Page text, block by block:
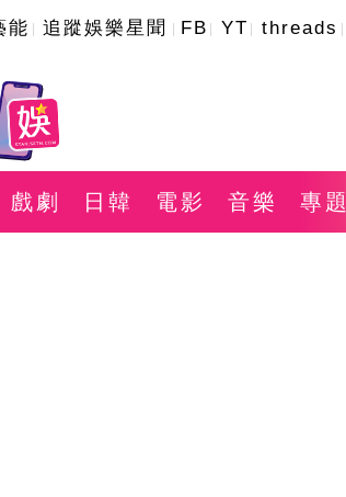
能 追蹤娛樂星聞 FB YT threads
戲劇 日韓 電影 音樂 專題